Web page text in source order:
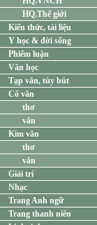
HQ.Thế giới
Kiến thức, tài liệu
Y học & đời sống
Phiếm luận
Văn học
Tạp văn, tùy bút
Cổ văn
thơ
văn
Kim văn
thơ
văn
Giải trí
Nhạc
Trang Anh ngữ
Trang thanh niên